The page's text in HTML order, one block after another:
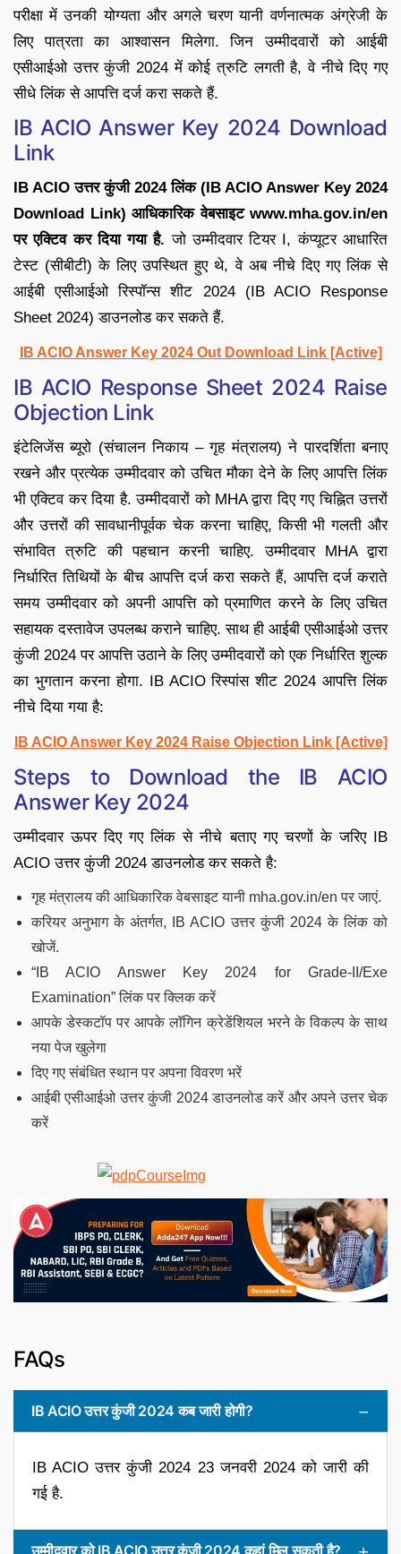
परीक्षा में उनकी योग्यता और अगले चरण यानी वर्णनात्मक अंग्रेजी के
लिए पात्रता का आश्वासन मिलेगा. जिन उम्मीदवारों को आईबी
एसीआईओ उत्तर कुंजी 2024 में कोई त्रुटि लगती है, वे नीचे दिए गए
सीधे लिंक से आपत्ति दर्ज करा सकते हैं.
IB ACIO Answer Key 2024 Download
Link
IB ACIO उत्तर कुंजी 2024 लिंक (IB ACIO Answer Key 2024
Download Link) आधिकारिक वेबसाइट www.mha.gov.in/en
पर एक्टिव कर दिया गया है. जो उम्मीदवार टियर I, कंप्यूटर आधारित
टेस्ट (सीबीटी) के लिए उपस्थित हुए थे, वे अब नीचे दिए गए लिंक से
आईबी एसीआईओ रिस्पॉन्स शीट 2024 (IB ACIO Response
Sheet 2024) डाउनलोड कर सकते हैं.
IB ACIO Answer Key 2024 Out Download Link [Active]
IB ACIO Response Sheet 2024 Raise
Objection Link
इंटेलिजेंस ब्यूरो (संचालन निकाय – गृह मंत्रालय) ने पारदर्शिता बनाए
रखने और प्रत्येक उम्मीदवार को उचित मौका देने के लिए आपत्ति लिंक
भी एक्टिव कर दिया है. उम्मीदवारों को MHA द्वारा दिए गए चिह्नित उत्तरों
और उत्तरों की सावधानीपूर्वक चेक करना चाहिए, किसी भी गलती और
संभावित त्रुटि की पहचान करनी चाहिए. उम्मीदवार MHA द्वारा
निर्धारित तिथियों के बीच आपत्ति दर्ज करा सकते हैं, आपत्ति दर्ज कराते
समय उम्मीदवार को अपनी आपत्ति को प्रमाणित करने के लिए उचित
सहायक दस्तावेज उपलब्ध कराने चाहिए. साथ ही आईबी एसीआईओ उत्तर
कुंजी 2024 पर आपत्ति उठाने के लिए उम्मीदवारों को एक निर्धारित शुल्क
का भुगतान करना होगा. IB ACIO रिस्पांस शीट 2024 आपत्ति लिंक
नीचे दिया गया है:
IB ACIO Answer Key 2024 Raise Objection Link [Active]
Steps to Download the IB ACIO
Answer Key 2024
उम्मीदवार ऊपर दिए गए लिंक से नीचे बताए गए चरणों के जरिए IB
ACIO उत्तर कुंजी 2024 डाउनलोड कर सकते है:
गृह मंत्रालय की आधिकारिक वेबसाइट यानी mha.gov.in/en पर जाएं.
करियर अनुभाग के अंतर्गत, IB ACIO उत्तर कुंजी 2024 के लिंक को
खोजें.
“IB ACIO Answer Key 2024 for Grade-II/Exe
Examination” लिंक पर क्लिक करें
आपके डेस्कटॉप पर आपके लॉगिन क्रेडेंशियल भरने के विकल्प के साथ
नया पेज खुलेगा
दिए गए संबंधित स्थान पर अपना विवरण भरें
आईबी एसीआईओ उत्तर कुंजी 2024 डाउनलोड करें और अपने उत्तर चेक
करें
FAQs
IB ACIO उत्तर कुंजी 2024 कब जारी होगी?
IB ACIO उत्तर कुंजी 2024 23 जनवरी 2024 को जारी की
गई है.